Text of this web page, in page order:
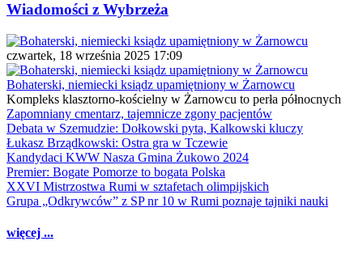
Wiadomości z Wybrzeża
czwartek, 18 września 2025 17:09
Bohaterski, niemiecki ksiądz upamiętniony w Żarnowcu
Kompleks klasztorno-kościelny w Żarnowcu to perła północnych
Zapomniany cmentarz, tajemnicze zgony pacjentów
Debata w Szemudzie: Dołkowski pyta, Kalkowski kluczy
Łukasz Brządkowski: Ostra gra w Tczewie
Kandydaci KWW Nasza Gmina Żukowo 2024
Premier: Bogate Pomorze to bogata Polska
XXVI Mistrzostwa Rumi w sztafetach olimpijskich
Grupa „Odkrywców” z SP nr 10 w Rumi poznaje tajniki nauki
więcej ...